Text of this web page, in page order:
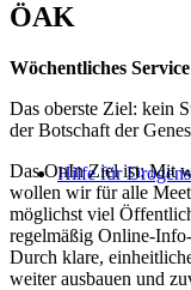
Hilfe für
ÖAK
Wöchentliches
Das oberste Ziel: kein
der Botschaft der
Das OnIn Ziel ist: Mit
wollen wir für alle
möglichst viel
regelmäßig Online-
Durch klare,
weiter ausbauen und